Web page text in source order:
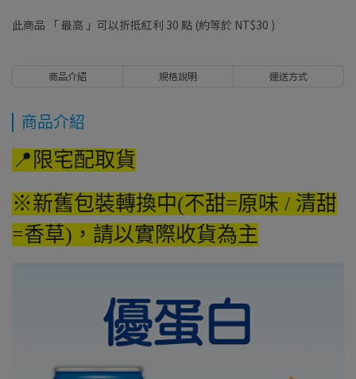
此商品 「 最高 」可以折抵紅利 30 點 (約等於 NT$30 )
商品介紹 規格說明 運送方式
商品介紹
📍限宅配取貨
※新舊包裝轉換中(不甜=原味 / 清甜
=香草)，請以實際收貨為主